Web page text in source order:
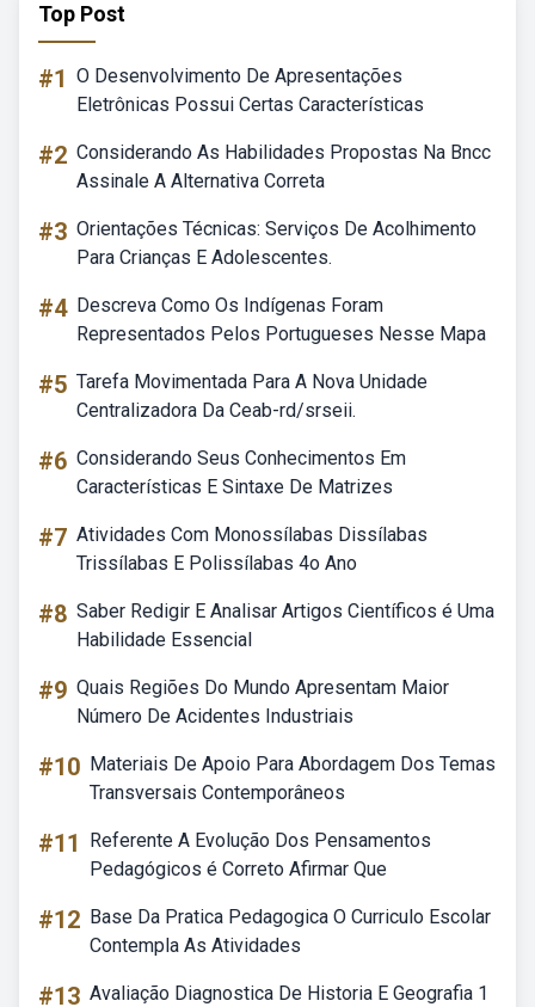
Top Post
#1 O Desenvolvimento De Apresentações
Eletrônicas Possui Certas Características
#2 Considerando As Habilidades Propostas Na Bncc
Assinale A Alternativa Correta
#3 Orientações Técnicas: Serviços De Acolhimento
Para Crianças E Adolescentes.
#4 Descreva Como Os Indígenas Foram
Representados Pelos Portugueses Nesse Mapa
#5 Tarefa Movimentada Para A Nova Unidade
Centralizadora Da Ceab-rd/srseii.
#6 Considerando Seus Conhecimentos Em
Características E Sintaxe De Matrizes
#7 Atividades Com Monossílabas Dissílabas
Trissílabas E Polissílabas 4o Ano
#8 Saber Redigir E Analisar Artigos Científicos é Uma
Habilidade Essencial
#9 Quais Regiões Do Mundo Apresentam Maior
Número De Acidentes Industriais
#10 Materiais De Apoio Para Abordagem Dos Temas
Transversais Contemporâneos
#11
Referente A Evolução Dos Pensamentos
Pedagógicos é Correto Afirmar Que
#12 Base Da Pratica Pedagogica O Curriculo Escolar
Contempla As Atividades
#13 Avaliação Diagnostica De Historia E Geografia 1